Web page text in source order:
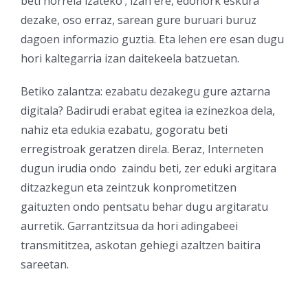
dezake, oso erraz, sarean gure buruari buruz
dagoen informazio guztia. Eta lehen ere esan dugu
hori kaltegarria izan daitekeela batzuetan.
Betiko zalantza: ezabatu dezakegu gure aztarna
digitala? Badirudi erabat egitea ia ezinezkoa dela,
nahiz eta edukia ezabatu, gogoratu beti
erregistroak geratzen direla. Beraz, Interneten
dugun irudia ondo zaindu beti, zer eduki argitara
ditzazkegun eta zeintzuk konprometitzen
gaituzten ondo pentsatu behar dugu argitaratu
aurretik. Garrantzitsua da hori adingabeei
transmititzea, askotan gehiegi azaltzen baitira
sareetan.